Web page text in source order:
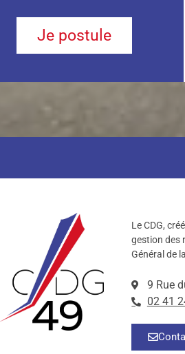
Je postule
Le CDG,
gestion des
Général de
9 Rue
02 41